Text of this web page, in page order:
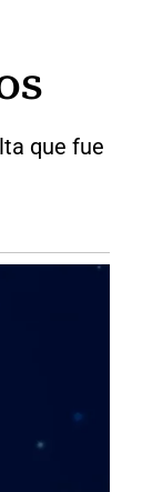
que fue